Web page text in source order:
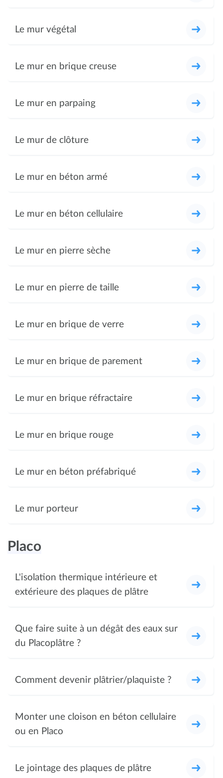
Le mur végétal
Le mur en brique creuse
Le mur en parpaing
Le mur de clôture
Le mur en béton armé
Le mur en béton cellulaire
Le mur en pierre sèche
Le mur en pierre de taille
Le mur en brique de verre
Le mur en brique de parement
Le mur en brique réfractaire
Le mur en brique rouge
Le mur en béton préfabriqué
Le mur porteur
Placo
L'isolation thermique intérieure et
extérieure des plaques de plâtre
Que faire suite à un dégât des eaux sur
du Placoplâtre ?
Comment devenir plâtrier/plaquiste ?
Monter une cloison en béton cellulaire
ou en Placo
Le jointage des plaques de plâtre